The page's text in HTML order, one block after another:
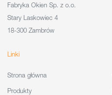
Fabryka Okien Sp. z o.o.
Stary Laskowiec 4
18-300 Zambrów
Linki
Strona główna
Produkty